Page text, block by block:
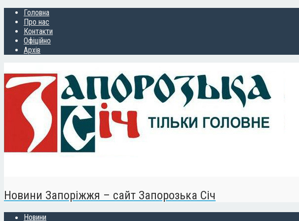
Головна
Про нас
Контакти
Офіційно
Архів
Новини Запоріжжя – сайт Запорозька Січ
Новини